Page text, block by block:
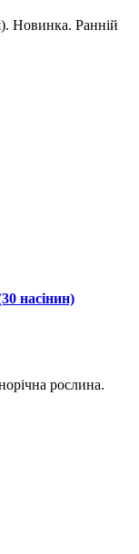
Новинка. Ранній
насінин)
рослина.